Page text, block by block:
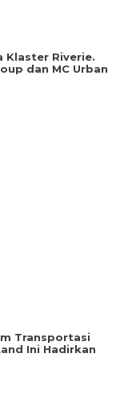
Klaster Riverie.
dan MC Urban
Transportasi
Ini Hadirkan